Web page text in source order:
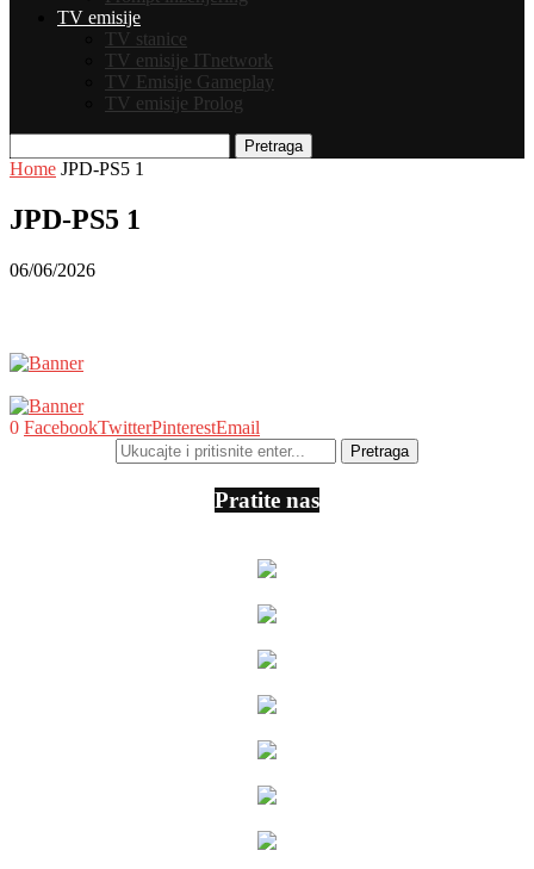
TV emisije
TV stanice
TV emisije ITnetwork
TV Emisije Gameplay
TV emisije Prolog
Pretraga
Home JPD-PS5 1
JPD-PS5 1
06/06/2026
0 FacebookTwitterPinterestEmail
Pratite nas